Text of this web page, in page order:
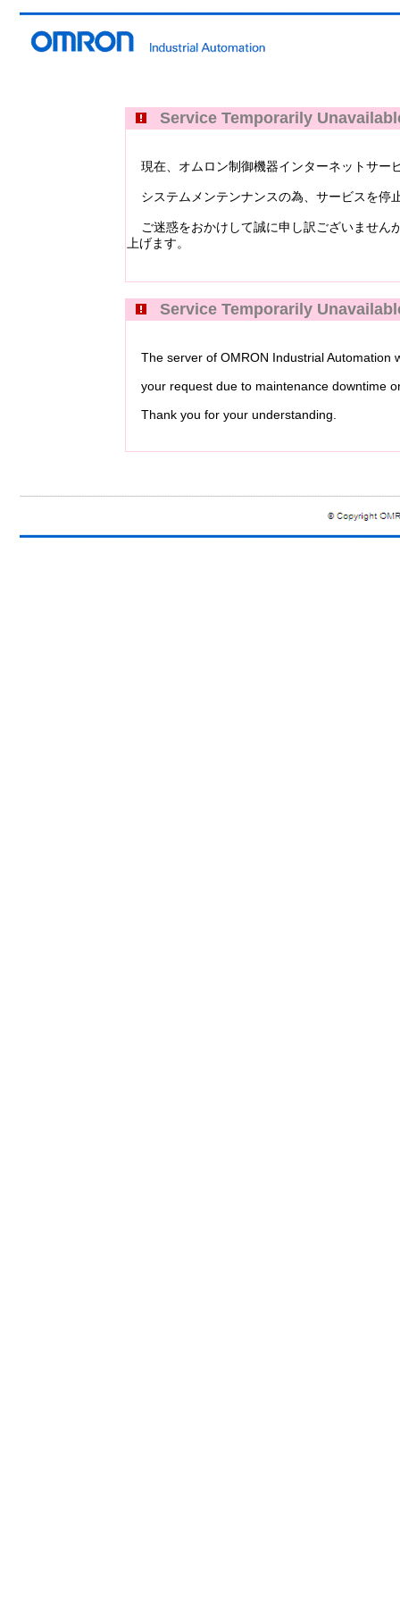
Service Temporarily
現在、オムロン制御機器インターネットサー
システムメンテンナンスの為、サービスを停
ご迷惑をおかけして誠に申し訳ございません
上げます。
Service Temporarily
The server of OMRON Industrial Automation
your request due to maintenance downtime
Thank you for your understanding.